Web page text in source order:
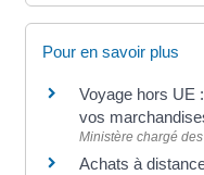
Pour en savoir plus
Voyage hors UE
vos
Ministère chargé
Achats à